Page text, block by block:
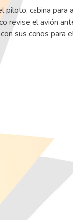
piloto, cabina para
revise el avión
sus conos para